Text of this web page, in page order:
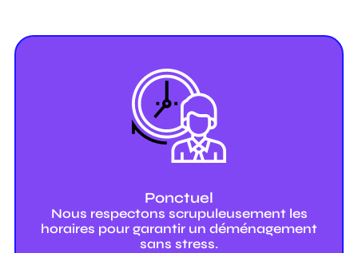
Ponctuel
Nous respectons scrupuleusement les
horaires pour garantir un déménagement
sans stress.